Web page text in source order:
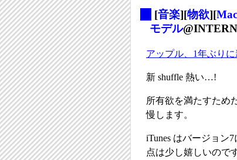
[音楽][物欲][
モデル
アップル、1年ぶり
新 shuffle 熱い…!
所有欲を満たすため
慢します。
iTunes はバージョン
点は少し嬉しいので